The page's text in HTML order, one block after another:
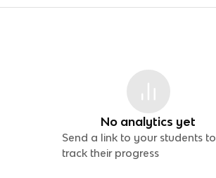
No analytics yet
Send a link to your students to
track their progress